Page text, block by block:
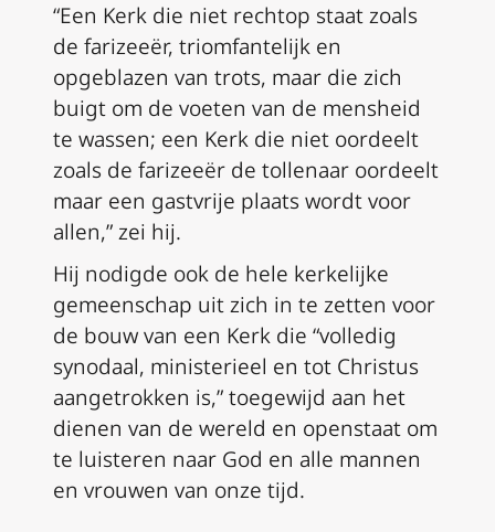
“Een Kerk die niet rechtop staat zoals
de farizeeër, triomfantelijk en
opgeblazen van trots, maar die zich
buigt om de voeten van de mensheid
te wassen; een Kerk die niet oordeelt
zoals de farizeeër de tollenaar oordeelt
maar een gastvrije plaats wordt voor
allen,” zei hij.
Hij nodigde ook de hele kerkelijke
gemeenschap uit zich in te zetten voor
de bouw van een Kerk die “volledig
synodaal, ministerieel en tot Christus
aangetrokken is,” toegewijd aan het
dienen van de wereld en openstaat om
te luisteren naar God en alle mannen
en vrouwen van onze tijd.